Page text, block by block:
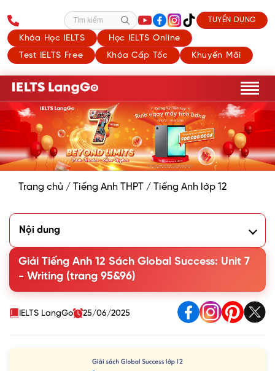
Khóa Học IELTS
Học IELTS Online
Test IELTS Free
Khóa Cấp Tốc Khuyến Mãi
Tìm kiếm TUYỂN DỤNG
Trang chủ / Tiếng Anh THPT / Tiếng Anh lớp 12
Nội dung
choose the correct answer A or B.
2. Complete the following description of the charts in 1. Use
the words and phrases in the box.
3. Write a description (120-150 words) of the charts below.
Giải Tiếng Anh 12 Sách Global Success: Unit 7
- Writing (trang 95&96)
IELTS LangGo 25/06/2025